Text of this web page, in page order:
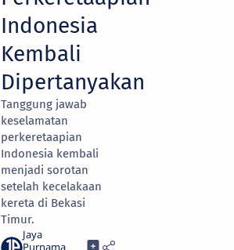
Indonesia
Kembali
Dipertanyakan
Tanggung jawab
keselamatan
perkeretaapian
Indonesia kembali
menjadi sorotan
setelah kecelakaan
kereta di Bekasi
Timur.